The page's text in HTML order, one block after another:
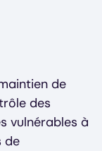
de
des
vulnérables à
de